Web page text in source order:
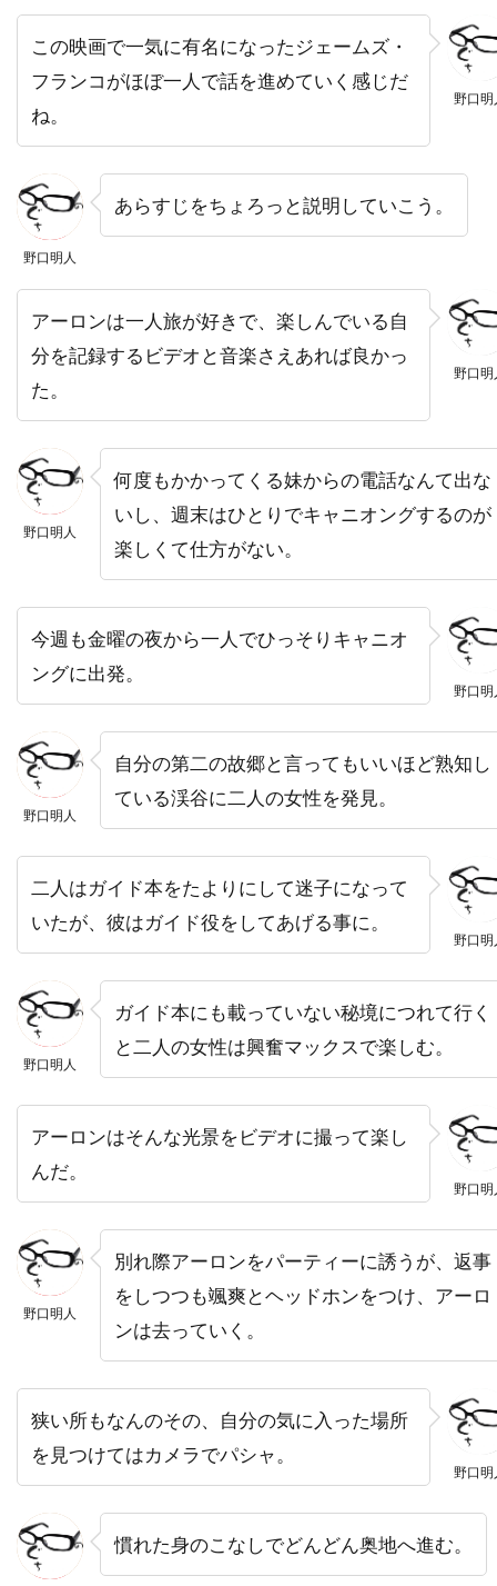
デイヴィッド・O・サックス
デイヴィッド・S・ウォード
デイヴィッド・クレノン
デイヴィッド・グリブル
デイヴィッド・ハッセルホフ
デイヴィッド・フェンファー
デクスター・フレッチャー
デデ・ガードナー
デニス・L・スチュワート
デニス・アーバーグバズ・フェイトシャンズ
デニス・ギャスナー
デニス・リチャーズ
デニーズ・ディ・ノーヴィ
デニーズ・フェイ
デビッド・セルバーグ
デビッド・ドワイヤー
デブラ・ニール＝フィッシャー
デブラ・ヘイワード
デボラ・ホッパー
デミアン・ビチル
デュール・ヒル
デンゼル・ワシントン
デンマーク
デヴィッド・O・ラッセル
デヴィッド・S・ウォード
デヴィッド・アルパー
デヴィッド・ウォーショフスキー
デヴィッド・オグデン・スティアーズ
デヴィッド・ガイラー
デヴィッド・キュービット
デヴィッド・クリンツマン
デヴィッド・クリーゲル
デヴィッド・クロス
デヴィッド・コープ
デヴィッド・シャラム
デヴィッド・ジェンセン
デヴィッド・ジョハンソン
デヴィッド・ストラザーン
デヴィッド・トーン
野口明
この映画で一気に有名になったジェームズ・
フランコがほぼ一人で話を進めていく感じだ
ね。
野口明人
あらすじをちょろっと説明していこう。
野口明
アーロンは一人旅が好きで、楽しんでいる自
分を記録するビデオと音楽さえあれば良かっ
た。
野口明人
何度もかかってくる妹からの電話なんて出な
いし、週末はひとりでキャニオングするのが
楽しくて仕方がない。
野口明
今週も金曜の夜から一人でひっそりキャニオ
ングに出発。
野口明人
自分の第二の故郷と言ってもいいほど熟知し
ている渓谷に二人の女性を発見。
野口明
二人はガイド本をたよりにして迷子になって
いたが、彼はガイド役をしてあげる事に。
野口明人
ガイド本にも載っていない秘境につれて行く
と二人の女性は興奮マックスで楽しむ。
野口明
アーロンはそんな光景をビデオに撮って楽し
んだ。
野口明人
別れ際アーロンをパーティーに誘うが、返事
をしつつも颯爽とヘッドホンをつけ、アーロ
ンは去っていく。
野口明
狭い所もなんのその、自分の気に入った場所
を見つけてはカメラでパシャ。
慣れた身のこなしでどんどん奥地へ進む。